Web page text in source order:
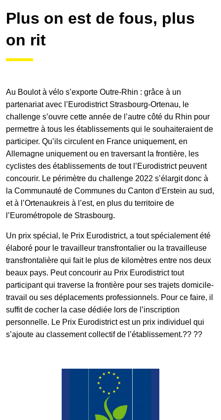
Plus on est de fous, plus
on rit
Au Boulot à vélo s’exporte Outre-Rhin : grâce à un
partenariat avec l’Eurodistrict Strasbourg-Ortenau, le
challenge s’ouvre cette année de l’autre côté du Rhin pour
permettre à tous les établissements qui le souhaiteraient de
participer. Qu’ils circulent en France uniquement, en
Allemagne uniquement ou en traversant la frontière, les
cyclistes des établissements de tout l’Eurodistrict peuvent
concourir. Le périmètre du challenge 2022 s’élargit donc à
la Communauté de Communes du Canton d’Erstein au sud,
et à l’Ortenaukreis à l’est, en plus du territoire de
l’Eurométropole de Strasbourg.
Un prix spécial, le Prix Eurodistrict, a tout spécialement été
élaboré pour le travailleur transfrontalier ou la travailleuse
transfrontalière qui fait le plus de kilomètres entre nos deux
beaux pays. Peut concourir au Prix Eurodistrict tout
participant qui traverse la frontière pour ses trajets domicile-
travail ou ses déplacements professionnels. Pour ce faire, il
suffit de cocher la case dédiée lors de l’inscription
personnelle. Le Prix Eurodistrict est un prix individuel qui
s’ajoute au classement collectif de l’établissement.?? ??